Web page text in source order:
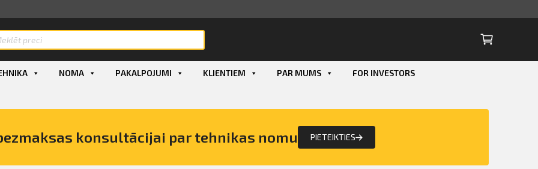
NOMA PAKALPOJUMI KLIENTIEM PAR MUMS FOR INVESTORS
konsultācijai par tehnikas nomu PIETEIKTIES